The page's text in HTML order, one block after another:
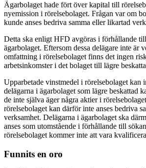
Ägarbolaget hade fört över kapital till
nyemission i rörelsebolaget. Frågan var om
kunde anses bedriva samma eller likartad
Detta ska enligt HFD avgöras i förhållande
ägarbolaget. Eftersom dessa delägare inte är
omfattning i rörelsebolaget finns det ingen
arbetsinkomster i det bolaget till lägre
Upparbetade vinstmedel i rörelsebolaget kan
delägarna i ägarbolaget som lägre beskattad
de inte själva äger några aktier i
rörelsebolaget kan därför inte anses bedriva
verksamhet. Delägarna i ägarbolaget ska
anses som utomstående i förhållande till
rörelsebolaget kommer inte att vara
Funnits en oro